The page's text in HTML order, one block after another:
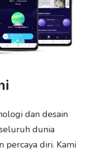
dan desain
dunia
percaya diri. Kami